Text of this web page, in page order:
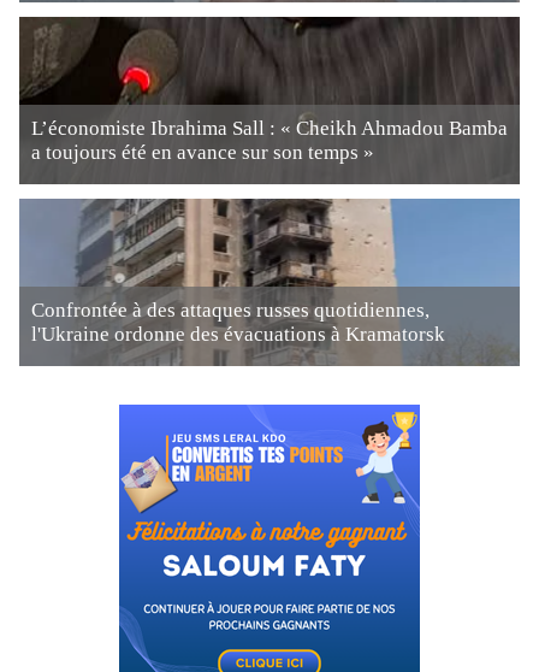
L’économiste Ibrahima Sall : « Cheikh Ahmadou Bamba
a toujours été en avance sur son temps »
Confrontée à des attaques russes quotidiennes,
l'Ukraine ordonne des évacuations à Kramatorsk